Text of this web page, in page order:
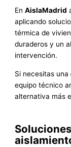
EnAislaMadrid
aplicando
térmica de
duraderos y un
intervención.
Si necesitas una
equipo técnico
alternativa más